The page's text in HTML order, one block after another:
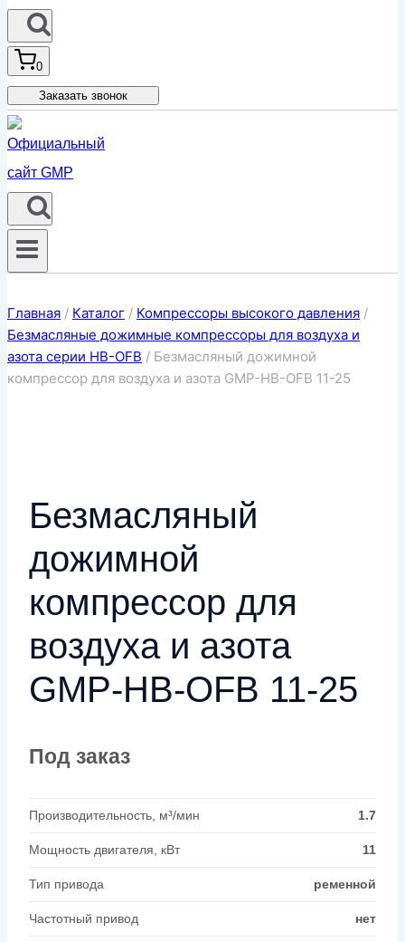
0
Заказать звонок
Главная / Каталог / Компрессоры высокого давления /
Безмасляные дожимные компрессоры для воздуха и
азота серии HB-OFB / Безмасляный дожимной
компрессор для воздуха и азота GMP-HB-OFB 11-25
Безмасляный
дожимной
компрессор для
воздуха и азота
GMP-HB-OFB 11-25
Под заказ
Производительность, м³/мин 1.7
Мощность двигателя, кВт 11
Тип привода ременной
Частотный привод нет